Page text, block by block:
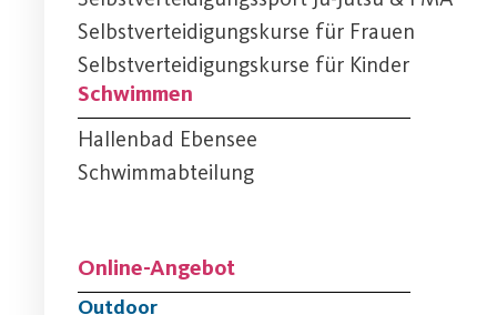
Selbstverteidigungskurse für Frauen
Selbstverteidigungskurse für Kinder
Schwimmen
Hallenbad Ebensee
Schwimmabteilung
Online-Angebot
Outdoor